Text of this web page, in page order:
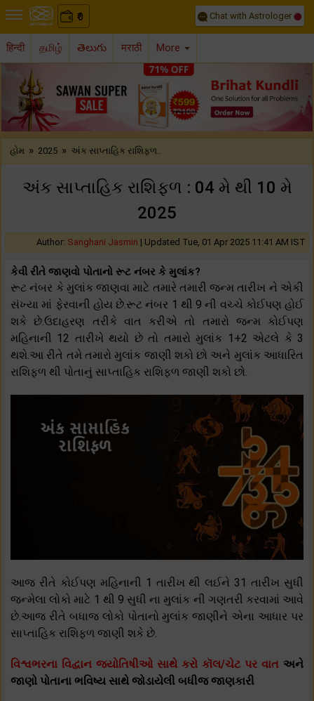
₹
0 Chat with Astrologer
हिन्दी தமிழ் తెలుగు मराठी More
Previous
હોમ » 2025 » અંક સાપ્તાહિક રાશિફળ..
અંક સાપ્તાહિક રાશિફળ : 04 મે થી 10 મે
2025
Author: Sanghani Jasmin | Updated Tue, 01 Apr 2025 11:41 AM IST
કેવી રીતે જાણવો પોતાનો રૂટ નંબર કે મુલાંક?
રૂટ નંબર કે મુલાંક જાણવા માટે તમારે તમારી જન્મ તારીખ ને એકી
સંખ્યા માં ફેરવાની હોય છે.રૂટ નંબર 1 થી 9 ની વચ્ચે કોઈપણ હોઈ
શકે છે.ઉદાહરણ તરીકે વાત કરીએ તો તમારો જન્મ કોઈપણ
મહિનાની 12 તારીખે થયો છે તો તમારો મુલાંક 1+2 એટલે કે 3
થશે.આ રીતે તમે તમારો મુલાંક જાણી શકો છો અને મુલાંક આધારિત
રાશિફળ થી પોતાનું સાપ્તાહિક રાશિફળ જાણી શકો છો.
આજ રીતે કોઈપણ મહિનાની 1 તારીખ થી લઈને 31 તારીખ સુધી
જન્મેલા લોકો માટે 1 થી 9 સુધી ના મુલાંક ની ગણતરી કરવામાં આવે
છે.આજ રીતે બધાજ લોકો પોતાનો મુલાંક જાણીને એના આધાર પર
સાપ્તાહિક રાશિફળ જાણી શકે છે.
વિશ્વભરના વિદ્વાન જ્યોતિષીઓ સાથે કરો કૉલ/ચેટ પર વાત અને
જાણો પોતાના ભવિષ્ય સાથે જોડાયેલી બધીજ જાણકારી